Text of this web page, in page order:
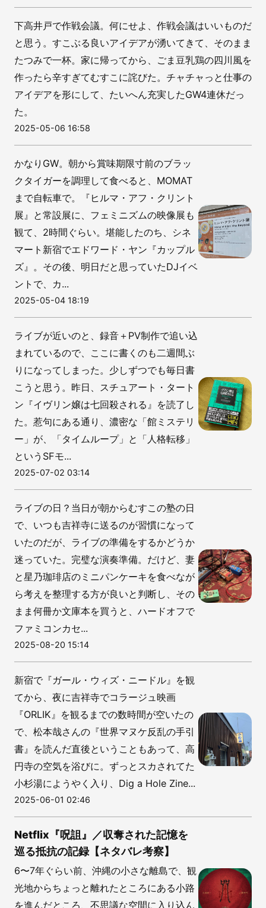
下高井戸で作戦会議。何にせよ、作戦会議はいいものだ
と思う。すこぶる良いアイデアが湧いてきて、そのまま
たつみで一杯。家に帰ってから、ごま豆乳鶏の四川風を
作ったら辛すぎてむすこに詫びた。チャチャっと仕事の
アイデアを形にして、たいへん充実したGW4連休だっ
た。
2025-05-06 16:58
かなりGW。朝から賞味期限寸前のブラッ
クタイガーを調理して食べると、MOMAT
まで自転車で。『ヒルマ・アフ・クリント
展』と常設展に、フェミニズムの映像展も
観て、2時間ぐらい。堪能したのち、シネ
マート新宿でエドワード・ヤン『カップル
ズ』。その後、明日だと思っていたDJイベ
ントで、カ...
2025-05-04 18:19
ライブが近いのと、録音＋PV制作で追い込
まれているので、ここに書くのも二週間ぶ
りになってしまった。少しずつでも毎日書
こうと思う。昨日、スチュアート・タート
ン『イヴリン嬢は七回殺される』を読了し
た。惹句にある通り、濃密な「館ミステリ
ー」が、「タイムループ」と「人格転移」
というSFモ...
2025-07-02 03:14
ライブの日？当日が朝からむすこの塾の日
で、いつも吉祥寺に送るのが習慣になって
いたのだが、ライブの準備をするかどうか
迷っていた。完璧な演奏準備。だけど、妻
と星乃珈琲店のミニパンケーキを食べなが
ら考えを整理する方が良いと判断し、その
まま何冊か文庫本を買うと、ハードオフで
ファミコンカセ...
2025-08-20 15:14
新宿で『ガール・ウィズ・ニードル』を観
てから、夜に吉祥寺でコラージュ映画
『ORLIK』を観るまでの数時間が空いたの
で、松本哉さんの『世界マヌケ反乱の手引
書』を読んだ直後ということもあって、高
円寺の空気を浴びに。ずっとスカされてた
小杉湯にようやく入り、Dig a Hole Zine...
2025-06-01 02:46
Netflix『呪詛』／収奪された記憶を
巡る抵抗の記録【ネタバレ考察】
6〜7年ぐらい前、沖縄の小さな離島で、観
光地からちょっと離れたところにある小路
を進んだところ、不思議な空間に入り込ん